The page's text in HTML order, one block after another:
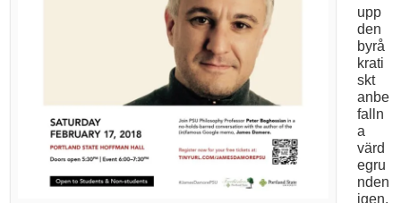
upp
den
byrå
krati
skt
anbe
falln
a
värd
egru
nden
igen.